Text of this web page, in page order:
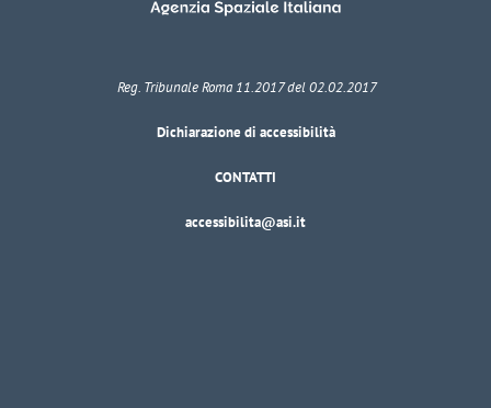
Reg. Tribunale Roma 11.2017 del 02.02.2017
Dichiarazione di accessibilità
CONTATTI
accessibilita@asi.it